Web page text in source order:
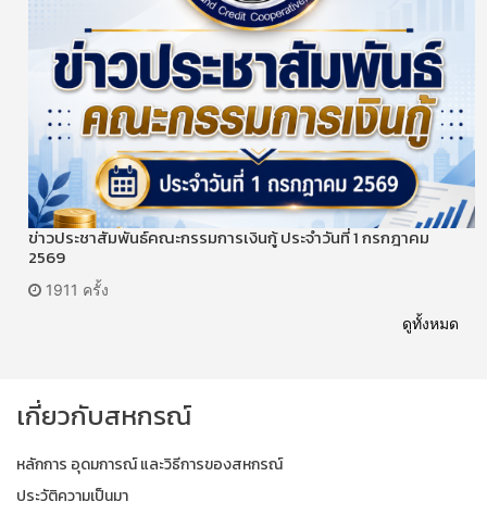
ข่าวประชาสัมพันธ์คณะกรรมการเงินกู้ ประจำวันที่ 1 กรกฎาคม
2569
1911 ครั้ง
ดูทั้งหมด
เกี่ยวกับสหกรณ์
หลักการ อุดมการณ์ และวิธีการของสหกรณ์
ประวัติความเป็นมา